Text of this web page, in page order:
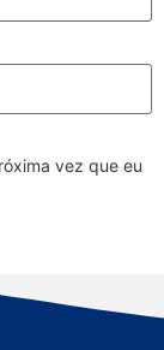
vez que eu